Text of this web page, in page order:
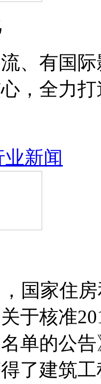
、有国
，全力
业新闻
，国家住
于核准
单的公
了建筑